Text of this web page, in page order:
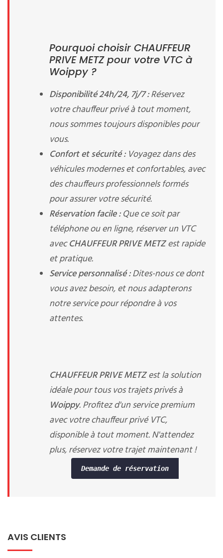
Pourquoi choisir CHAUFFEUR
PRIVE METZ pour votre VTC à
Woippy ?
Disponibilité 24h/24, 7j/7 :Réservez
votre chauffeur privé à tout moment,
nous sommes toujours disponibles pour
vous.
Confort et sécurité :Voyagez dans des
véhicules modernes et confortables, avec
des chauffeurs professionnels formés
pour assurer votre sécurité.
Réservation facile :Que ce soit par
téléphone ou en ligne, réserver un VTC
avecCHAUFFEUR PRIVE METZest rapide
et pratique.
Service personnalisé :Dites-nous ce dont
vous avez besoin, et nous adapterons
notre service pour répondre à vos
attentes.
CHAUFFEUR PRIVE METZest la solution
idéale pour tous vos trajets privés à
Woippy. Profitez d'un service premium
avec votre chauffeur privé VTC,
disponible à tout moment. N'attendez
plus, réservez votre trajet maintenant !
Demande de réservation
AVIS CLIENTS